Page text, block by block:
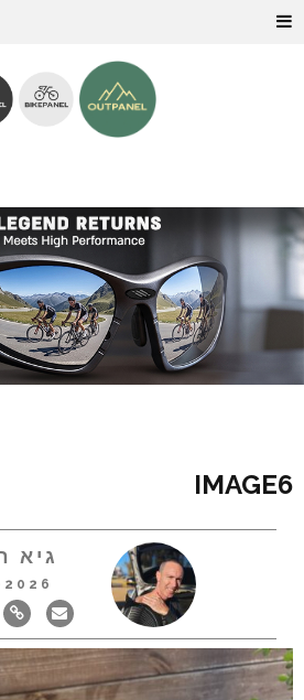
IMAGE6
גיא